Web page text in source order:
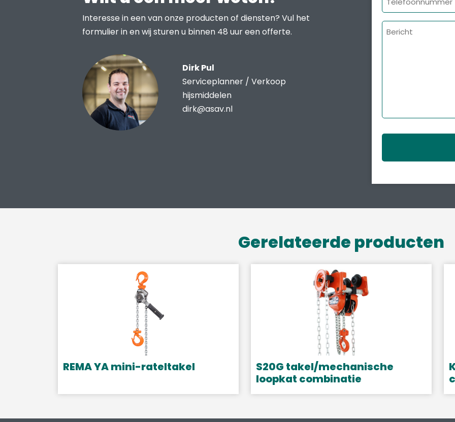
Interesse in een van onze producten of diensten? Vul het
formulier in en wij sturen u binnen 48 uur een offerte.
Dirk Pul
Serviceplanner / Verkoop
hijsmiddelen
dirk@asav.nl
Bericht
Gerelateerde producten
REMA YA mini-rateltakel
product
S20G takel/mechanische
loopkat combinatie
Dit